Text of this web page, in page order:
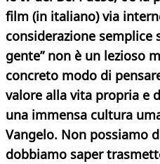
film (in italiano) via
considerazione semplice
gente” non è un lezioso
concreto modo di
valore alla vita propria e
una immensa cultura
Vangelo. Non possiamo
dobbiamo saper